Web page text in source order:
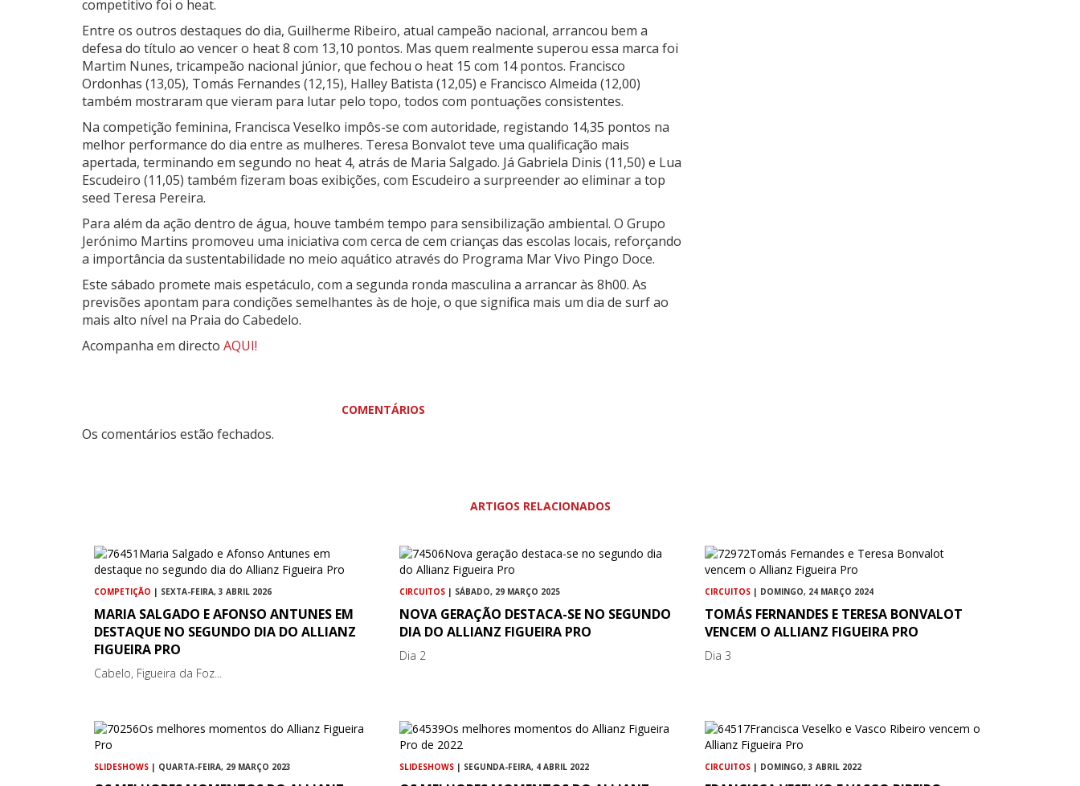
competitivo foi o heat.
Entre os outros destaques do dia, Guilherme Ribeiro, atual campeão nacional, arrancou bem a
defesa do título ao vencer o heat 8 com 13,10 pontos. Mas quem realmente superou essa marca foi
Martim Nunes, tricampeão nacional júnior, que fechou o heat 15 com 14 pontos. Francisco
Ordonhas (13,05), Tomás Fernandes (12,15), Halley Batista (12,05) e Francisco Almeida (12,00)
também mostraram que vieram para lutar pelo topo, todos com pontuações consistentes.
Na competição feminina, Francisca Veselko impôs-se com autoridade, registando 14,35 pontos na
melhor performance do dia entre as mulheres. Teresa Bonvalot teve uma qualificação mais
apertada, terminando em segundo no heat 4, atrás de Maria Salgado. Já Gabriela Dinis (11,50) e Lua
Escudeiro (11,05) também fizeram boas exibições, com Escudeiro a surpreender ao eliminar a top
seed Teresa Pereira.
Para além da ação dentro de água, houve também tempo para sensibilização ambiental. O Grupo
Jerónimo Martins promoveu uma iniciativa com cerca de cem crianças das escolas locais, reforçando
a importância da sustentabilidade no meio aquático através do Programa Mar Vivo Pingo Doce.
Este sábado promete mais espetáculo, com a segunda ronda masculina a arrancar às 8h00. As
previsões apontam para condições semelhantes às de hoje, o que significa mais um dia de surf ao
mais alto nível na Praia do Cabedelo.
Acompanha em directo AQUI!
COMENTÁRIOS
Os comentários estão fechados.
ARTIGOS RELACIONADOS
COMPETIÇÃO | SEXTA-FEIRA, 3 ABRIL 2026
MARIA SALGADO E AFONSO ANTUNES EM
DESTAQUE NO SEGUNDO DIA DO ALLIANZ
FIGUEIRA PRO
Cabelo, Figueira da Foz...
CIRCUITOS | SÁBADO, 29 MARÇO 2025
NOVA GERAÇÃO DESTACA-SE NO SEGUNDO
DIA DO ALLIANZ FIGUEIRA PRO
Dia 2
CIRCUITOS | DOMINGO, 24 MARÇO 2024
TOMÁS FERNANDES E TERESA BONVALOT
VENCEM O ALLIANZ FIGUEIRA PRO
Dia 3
SLIDESHOWS | QUARTA-FEIRA, 29 MARÇO 2023 SLIDESHOWS | SEGUNDA-FEIRA, 4 ABRIL 2022 CIRCUITOS | DOMINGO, 3 ABRIL 2022